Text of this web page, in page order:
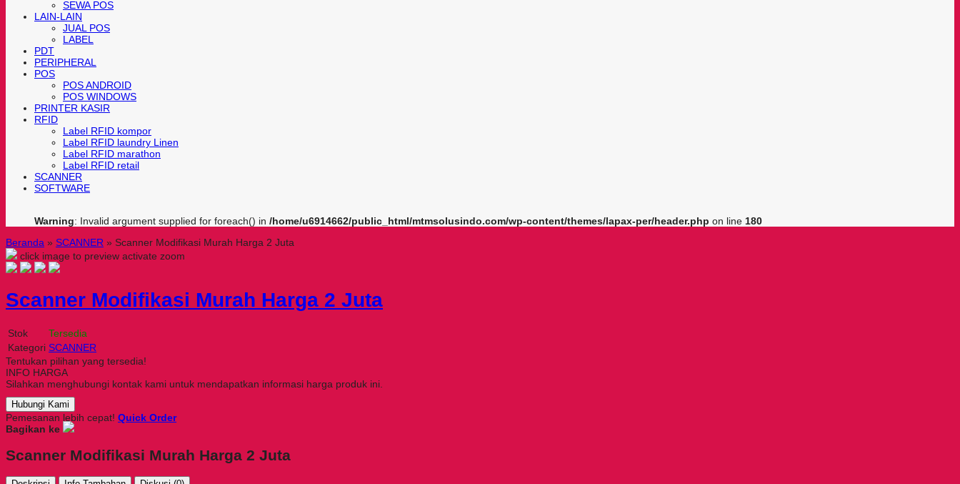
SEWA POS
LAIN-LAIN
JUAL POS
LABEL
PDT
PERIPHERAL
POS
POS ANDROID
POS WINDOWS
PRINTER KASIR
RFID
Label RFID kompor
Label RFID laundry Linen
Label RFID marathon
Label RFID retail
SCANNER
SOFTWARE
Warning: Invalid argument supplied for foreach() in /home/u6914662/public_html/mtmsolusindo.com/wp-content/themes/lapax-per/header.php on line 180
Beranda » SCANNER » Scanner Modifikasi Murah Harga 2 Juta
click image to preview activate zoom
Scanner Modifikasi Murah Harga 2 Juta
Stok
Tersedia
Kategori SCANNER
Tentukan pilihan yang tersedia!
INFO HARGA
Silahkan menghubungi kontak kami untuk mendapatkan informasi harga produk ini.
Hubungi Kami
Pemesanan lebih cepat! Quick Order
Bagikan ke
Scanner Modifikasi Murah Harga 2 Juta